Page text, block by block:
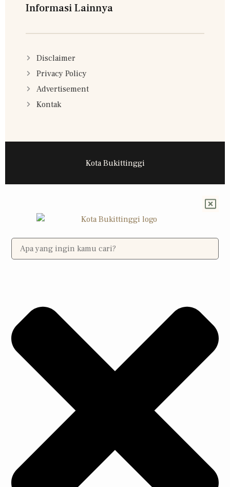
Informasi Lainnya
Disclaimer
Privacy Policy
Advertisement
Kontak
Kota Bukittinggi